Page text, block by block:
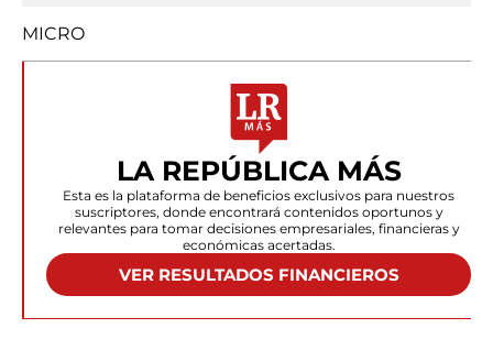
MICRO
LA REPÚBLICA MÁS
Esta es la plataforma de beneficios exclusivos para nuestros
suscriptores, donde encontrará contenidos oportunos y
relevantes para tomar decisiones empresariales, financieras y
económicas acertadas.
VER RESULTADOS FINANCIEROS